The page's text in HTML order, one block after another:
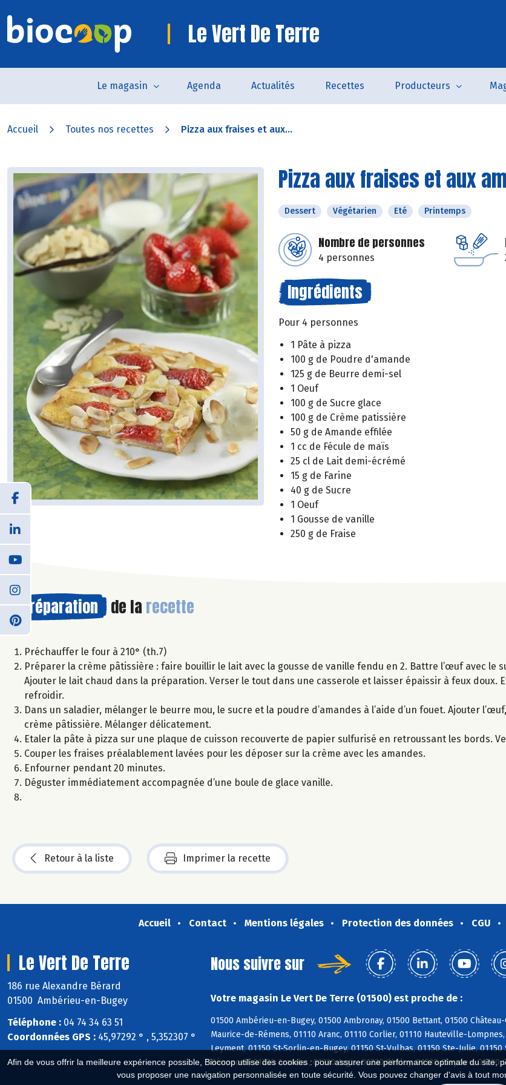
Afin de vous offrir la meilleure expérience possible, Biocoop utilise des cookies : pour assurer une performance optimale du
vous proposer une navigation personnalisée en toute sécurité. Vous pouvez changer d'avis à tout
Le Vert De Terre
Le magasin Agenda Actualités Recettes Producteurs
Accueil Toutes nos recettes Pizza aux fraises et aux...
Pizza aux fraises et aux
Dessert Végétarien Eté Printemps
Nombre de personnes
4 personnes
Ingrédients
Pour 4 personnes
1 Pâte à pizza
100 g de Poudre d'amande
125 g de Beurre demi-sel
1 Oeuf
100 g de Sucre glace
100 g de Crème patissière
50 g de Amande effilée
1 cc de Fécule de maïs
25 cl de Lait demi-écrémé
15 g de Farine
40 g de Sucre
1 Oeuf
1 Gousse de vanille
250 g de Fraise
Préparation de la recette
Préchauffer le four à 210° (th.7)
Préparer la crème pâtissière : faire bouillir le lait avec la gousse de vanille fendu en 2. Battre l’œuf avec le
Ajouter le lait chaud dans la préparation. Verser le tout dans une casserole et laisser épaissir à feux doux.
refroidir.
Dans un saladier, mélanger le beurre mou, le sucre et la poudre d’amandes à l’aide d’un fouet. Ajouter
crème pâtissière. Mélanger délicatement.
Etaler la pâte à pizza sur une plaque de cuisson recouverte de papier sulfurisé en retroussant les bords.
Couper les fraises préalablement lavées pour les déposer sur la crème avec les amandes.
Enfourner pendant 20 minutes.
Déguster immédiatement accompagnée d’une boule de glace vanille.
Retour à la liste Imprimer la recette
Accueil Contact Mentions légales Protection des données CGU
Le Vert De Terre
186 rue Alexandre Bérard
01500 Ambérieu-en-Bugey
Téléphone : 04 74 34 63 51
Coordonnées GPS : 45,97292 ° , 5,352307 °
Nous suivre sur
Votre magasin Le Vert De Terre (01500) est proche de :
01500 Ambérieu-en-Bugey, 01500 Ambronay, 01500 Bettant, 01500
Maurice-de-Rémens, 01110 Aranc, 01110 Corlier, 01110 Hauteville-
Leyment, 01150 St-Sorlin-en-Bugey, 01150 St-Vulbas, 01150 Ste-Julie,
Bénonces, 01230 Arandas, 01230 Argis, 01230 Chaley, 01230 Cleyzieu, 01230